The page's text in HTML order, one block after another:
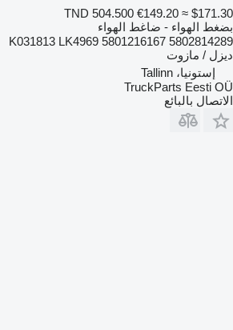
TND 504.500 €149.20 ≈ $171.30
بضغط الهواء - ضاغط الهواء
K031813 LK4969 5801216167 5802814289
ديزل / مازوت
إستونيا، Tallinn
TruckParts Eesti OÜ
الاتصال بالبائع